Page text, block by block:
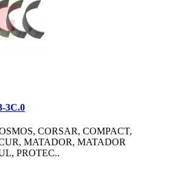
3C.0
CORSAR, COMPACT,
MATADOR, MATADOR
PROTEC..